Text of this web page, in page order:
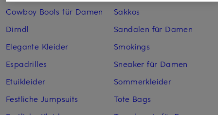
Cowboy Boots für Damen
Dirndl
Elegante Kleider
Espadrilles
Etuikleider
Festliche Jumpsuits
Sakkos
Sandalen für Damen
Smokings
Sneaker für Damen
Sommerkleider
Tote Bags